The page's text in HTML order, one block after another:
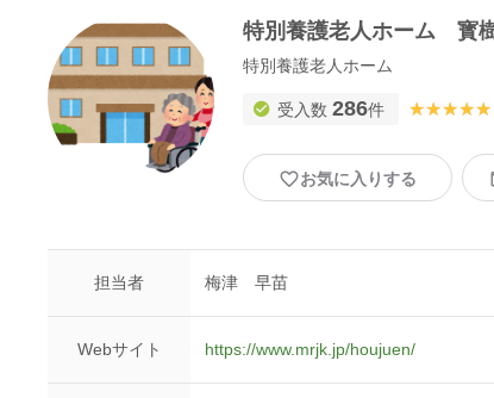
特別養護老人ホーム 寳
特別養護老人ホーム
受入数 286件 ★★★★★
★★★★★
お気に入りする
担当者 梅津 早苗
Webサイト https://www.mrjk.jp/houjuen/